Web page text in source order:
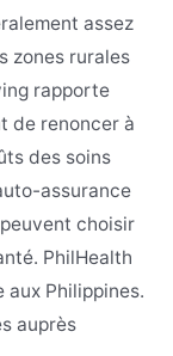
assez
zones rurales
rapporte
de renoncer à
des soins
assurance
choisir
PhilHealth
aux Philippines.
auprès